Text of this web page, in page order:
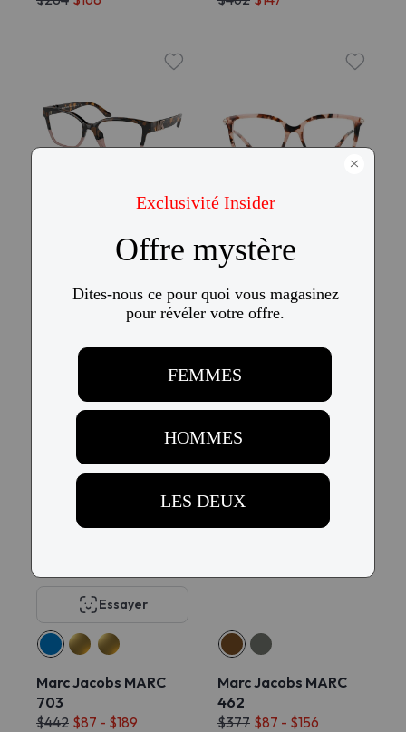
$116
Michael Kors MK4101U
$217 $116
Essayer
Marc Jacobs MARC
703
$442 $87 - $189
Marc Jacobs MARC
462
$377 $87 - $156